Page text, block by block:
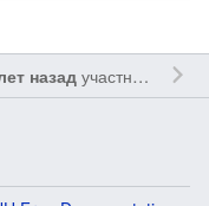
назадучастником